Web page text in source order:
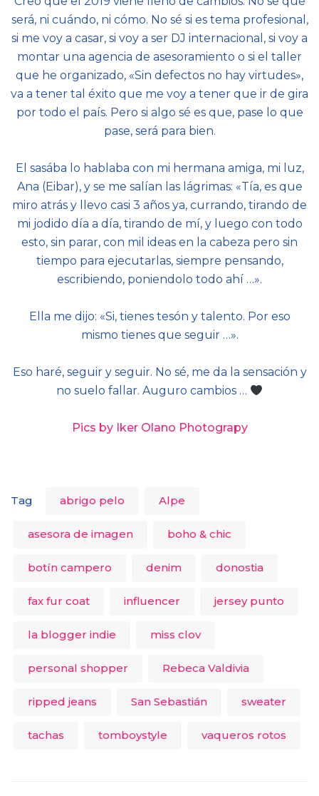
será, ni cuándo, ni cómo. No sé si es tema profesional,
si me voy a casar, si voy a ser DJ internacional, si voy a
montar una agencia de asesoramiento o si el taller
que he organizado, «Sin defectos no hay virtudes»,
va a tener tal éxito que me voy a tener que ir de gira
por todo el país. Pero si algo sé es que, pase lo que
pase, será para bien.
El sasába lo hablaba con mi hermana amiga, mi luz,
Ana (Eibar), y se me salían las lágrimas: «Tía, es que
miro atrás y llevo casi 3 años ya, currando, tirando de
mi jodido día a día, tirando de mí, y luego con todo
esto, sin parar, con mil ideas en la cabeza pero sin
tiempo para ejecutarlas, siempre pensando,
escribiendo, poniendolo todo ahí …».
Ella me dijo: «Si, tienes tesón y talento. Por eso
mismo tienes que seguir …».
Eso haré, seguir y seguir. No sé, me da la sensación y
no suelo fallar. Auguro cambios …
Pics by Iker Olano Photograpy
Tag abrigo pelo Alpe
asesora de imagen boho & chic
botín campero denim donostia
fax fur coat influencer jersey punto
la blogger indie miss clov
personal shopper Rebeca Valdivia
ripped jeans San Sebastián sweater
tachas tomboystyle vaqueros rotos